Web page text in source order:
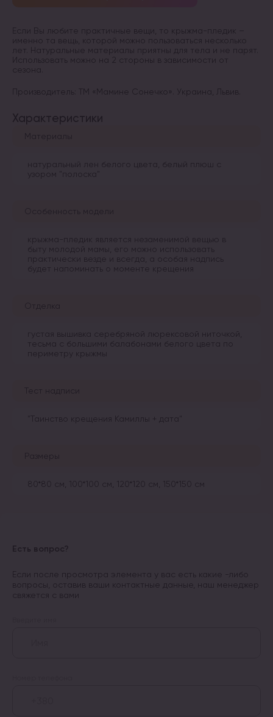
Если Вы любите практичные вещи, то крыжма-пледик –
именно та вещь, которой можно пользоваться несколько
лет. Натуральные материалы приятны для тела и не парят.
Использовать можно на 2 стороны в зависимости от
сезона.
Производитель: ТМ «Мамине Сонечко». Украина, Львив.
Характеристики
Материалы
натуральный лен белого цвета, белый плюш с
узором "полоска"
Особенность модели
крыжма-пледик является незаменимой вещью в
быту молодой мамы, его можно использовать
практически везде и всегда, а особая надпись
будет напоминать о моменте крещения
Отделка
густая вышивка серебряной люрексовой ниточкой,
тесьма с большими балабонами белого цвета по
периметру крыжмы
Тест надписи
"Таинство крещения Камиллы + дата"
Размеры
80*80 см, 100*100 см, 120*120 см, 150*150 см
Есть вопрос?
Если после просмотра элемента у вас есть какие -либо
вопросы, оставив ваши контактные данные, наш менеджер
свяжется с вами